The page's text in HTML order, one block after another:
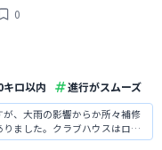
0
キロ以内 進行がスムーズ
、大雨の影響からか所々補修
ました。クラブハウスはロッ
良かったです。